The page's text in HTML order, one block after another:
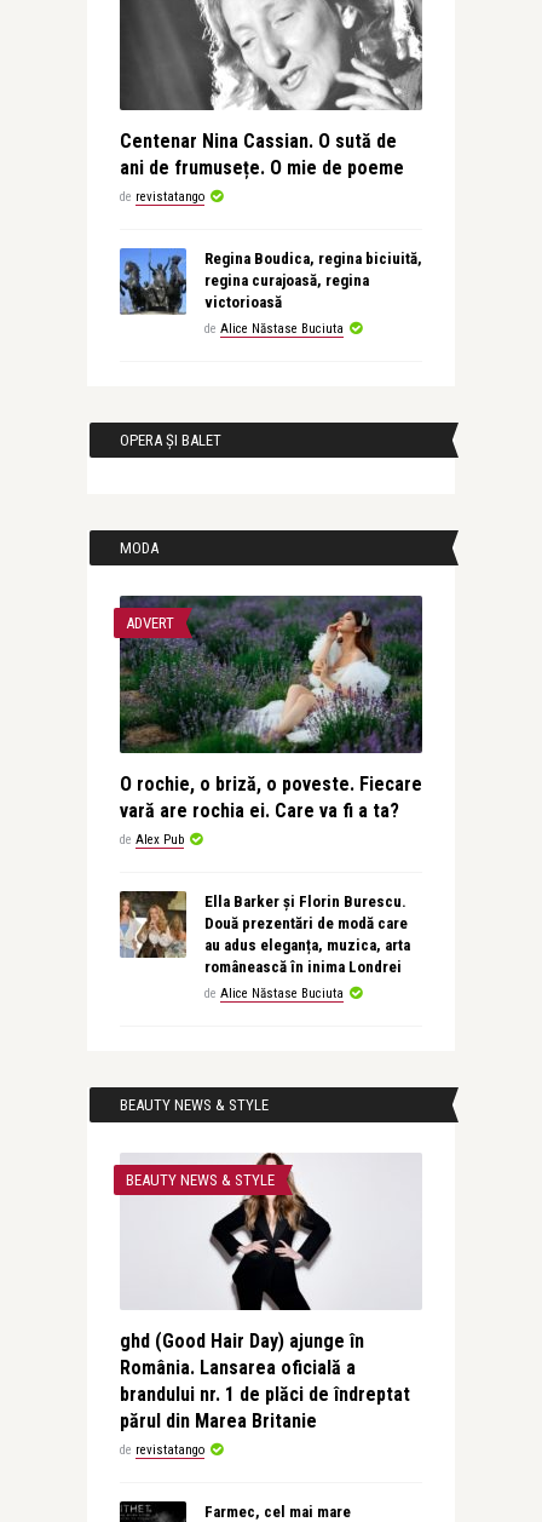
Centenar Nina Cassian. O sută de
ani de frumusețe. O mie de poeme
de revistatango
Regina Boudica, regina biciuită,
regina curajoasă, regina
victorioasă
de Alice Năstase Buciuta
OPERA ȘI BALET
MODA
ADVERT
O rochie, o briză, o poveste. Fiecare
vară are rochia ei. Care va fi a ta?
de Alex Pub
Ella Barker și Florin Burescu.
Două prezentări de modă care
au adus eleganța, muzica, arta
românească în inima Londrei
de Alice Năstase Buciuta
BEAUTY NEWS & STYLE
BEAUTY NEWS & STYLE
ghd (Good Hair Day) ajunge în
România. Lansarea oficială a
brandului nr. 1 de plăci de îndreptat
părul din Marea Britanie
de revistatango
Farmec, cel mai mare